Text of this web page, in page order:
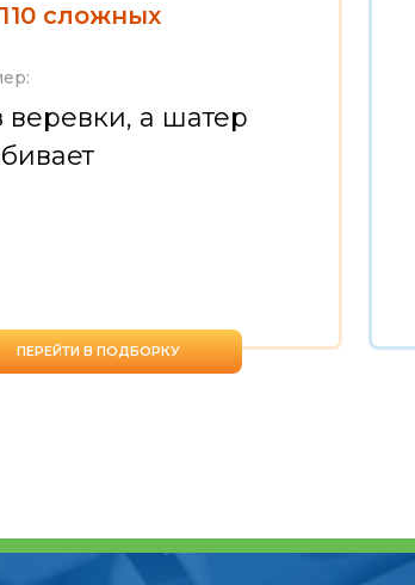
сложных
веревки, а шатер
ПЕРЕЙТИ В ПОДБОРКУ